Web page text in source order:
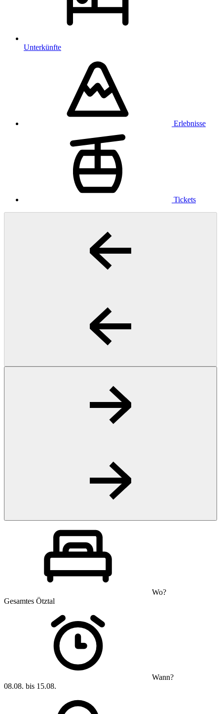
Unterkünfte
Erlebnisse
Tickets
Wo?
Gesamtes Ötztal
Wann?
08.08. bis 15.08.